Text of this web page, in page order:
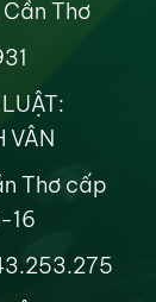
Cần Thơ
VÂN
Thơ cấp
16